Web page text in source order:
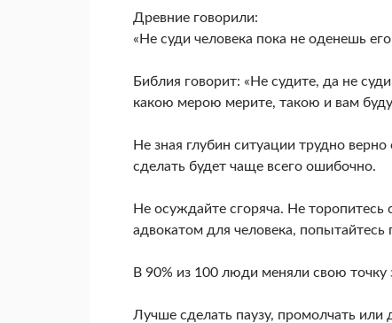
Древние говорили:
«Не суди человека пока не оденешь
Библия говорит: «Не судите, да не
какою мерою мерите, такою и вам
Не зная глубин ситуации трудно
сделать будет чаще всего ошибочно.
Не осуждайте сгоряча. Не торопитесь
адвокатом для человека, попытайтесь
В 90% из 100 люди меняли свою точку
Лучше сделать паузу, промолчать